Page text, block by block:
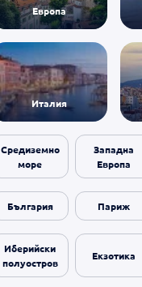
Европа
Италия
Средиземно
море
Западна
Европа
България Париж
Иберийски
полуостров
Екзотика